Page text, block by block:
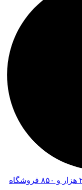
ارائه خدمات به دارندگان کالابرگ در ۲ هزار و ۸۵۰ فروشگاه